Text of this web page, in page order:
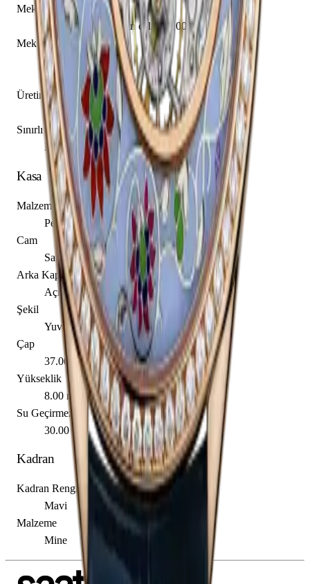
Mekanizma Adı
Vacheron Constantin caliber 1003 SQRH2
Mekanizma Açıklaması
Saat
Dakika
Üretim Yılı
2014 - 2015
Sınırlı Üretim
Evet, 20 adet
Kasa
Malzeme
Pembe Altın
Cam
Safir
Arka Kapak
Açık
Şekil
Yuvarlak
Çap
37.00 mm
Yükseklik
8.00 mm
Su Geçirmezlik
30.00 m
Kadran
Kadran Rengi
Mavi
Malzeme
Mine